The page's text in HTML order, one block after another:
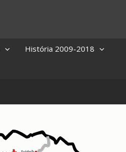
História 2009-2018